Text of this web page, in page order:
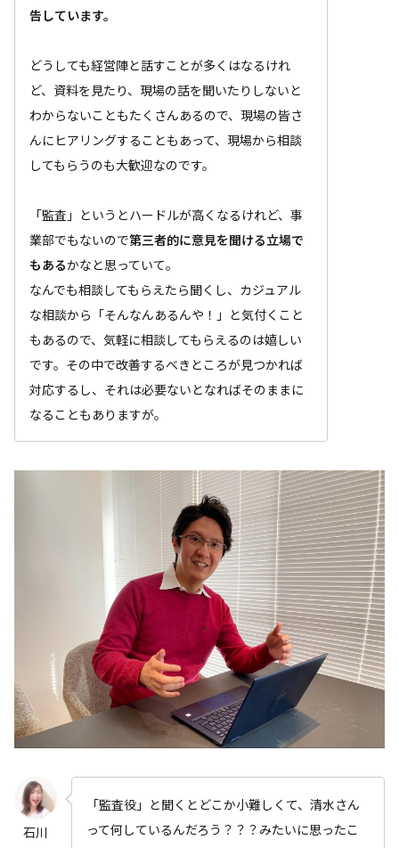
告しています。
どうしても経営陣と話すことが多くはなるけれ
ど、資料を見たり、現場の話を聞いたりしないと
わからないこともたくさんあるので、現場の皆さ
んにヒアリングすることもあって、現場から相談
してもらうのも大歓迎なのです。
「監査」というとハードルが高くなるけれど、事
業部でもないので第三者的に意見を聞ける立場で
もあるかなと思っていて。
なんでも相談してもらえたら聞くし、カジュアル
な相談から「そんなんあるんや！」と気付くこと
もあるので、気軽に相談してもらえるのは嬉しい
です。その中で改善するべきところが見つかれば
対応するし、それは必要ないとなればそのままに
なることもありますが。
石川
「監査役」と聞くとどこか小難しくて、清水さん
って何しているんだろう？？？みたいに思ったこ